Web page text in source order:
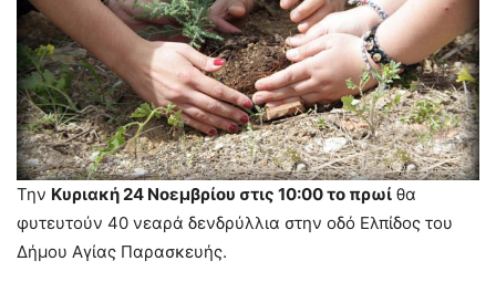
Την Κυριακή 24 Νοεμβρίου στις 10:00 το πρωί θα
φυτευτούν 40 νεαρά δενδρύλλια στην οδό Ελπίδος του
Δήμου Αγίας Παρασκευής.